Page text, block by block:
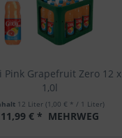
Pink Grapefruit Zero 12 x
1,0l
12 Liter(1,00 € * / 1 Liter)
11,99 € * MEHRWEG